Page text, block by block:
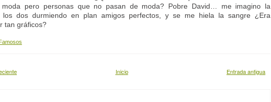
moda pero personas que no pasan de moda? Pobre David… me imagino la
los dos durmiendo en plan amigos perfectos, y se me hiela la sangre ¿Era
tan gráficos?
Entrada antigua
Inicio